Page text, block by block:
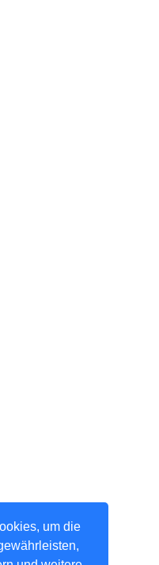
um die